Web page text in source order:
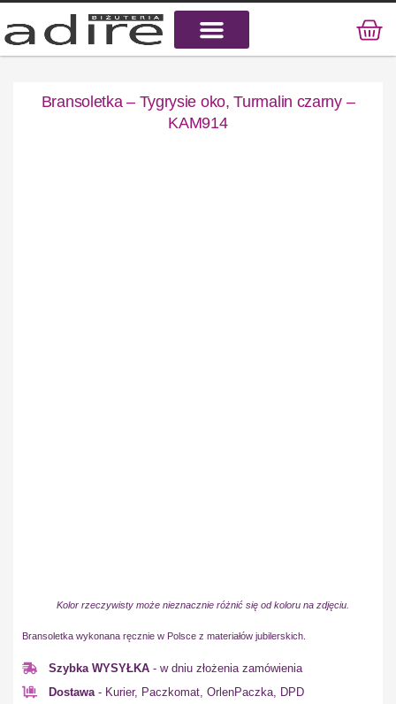
Bransoletka – Tygrysie oko, Turmalin czarny –
KAM914
Kolor rzeczywisty może nieznacznie różnić się od koloru na zdjęciu.
Bransoletka wykonana ręcznie w Polsce z materiałów jubilerskich.
Szybka WYSYŁKA - w dniu złożenia zamówienia
Dostawa - Kurier, Paczkomat, OrlenPaczka, DPD